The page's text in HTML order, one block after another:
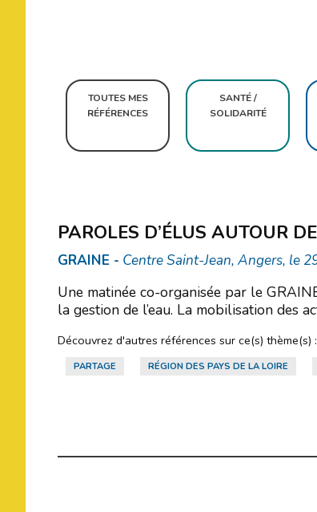
TOUTES MES
RÉFÉRENCES
SANTÉ /
SOLIDARITÉ
PAROLES D’ÉLUS AUTOUR
GRAINE - Centre Saint-Jean, Angers, le
Une matinée co-organisée par le
la gestion de l’eau. La mobilisation des
Découvrez d'autres références sur ce(s) thème(s) :
PARTAGE RÉGION DES PAYS DE LA LOIRE